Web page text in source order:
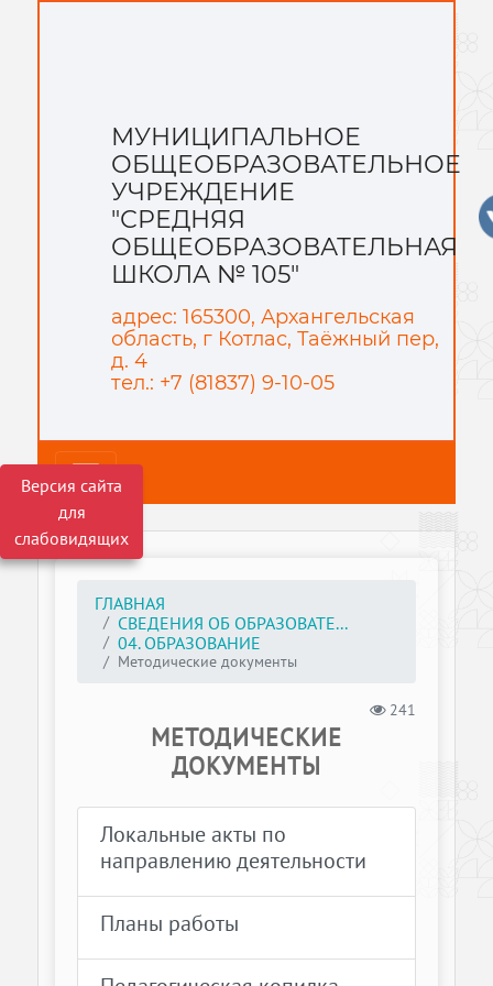
Версия сайта
для
слабовидящих
МУНИЦИПАЛЬНОЕ
ОБЩЕОБРАЗОВАТЕЛЬНОЕ
УЧРЕЖДЕНИЕ
"СРЕДНЯЯ
ОБЩЕОБРАЗОВАТЕЛЬНАЯ
ШКОЛА № 105"
адрес: 165300, Архангельская
область, г Котлас, Таёжный пер,
д. 4
тел.: +7 (81837) 9-10-05
ГЛАВНАЯ
СВЕДЕНИЯ ОБ ОБРАЗОВАТЕ...
04. ОБРАЗОВАНИЕ
Методические документы
241
МЕТОДИЧЕСКИЕ
ДОКУМЕНТЫ
Локальные акты по
направлению деятельности
Планы работы